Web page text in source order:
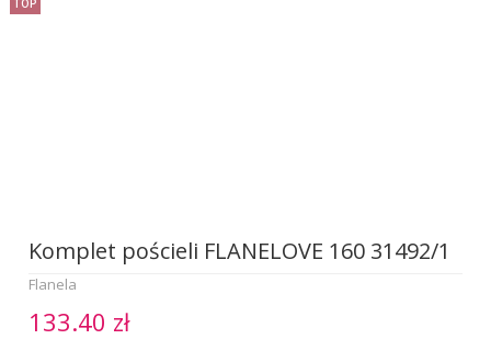
TOP
Komplet pościeli FLANELOVE 160 31492/1
Flanela
133.40 zł